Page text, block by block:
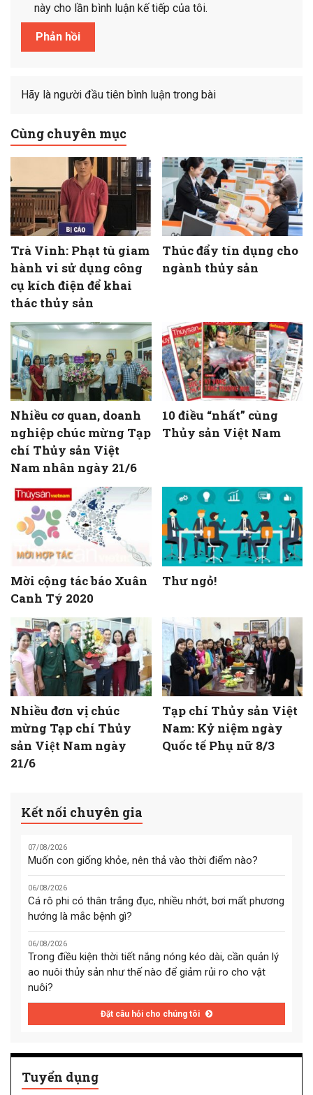
này cho lần bình luận kế tiếp của tôi.
Hãy là người đầu tiên bình luận trong bài
Cùng chuyên mục
Trà Vinh: Phạt tù giam
hành vi sử dụng công
cụ kích điện để khai
thác thủy sản
Thúc đẩy tín dụng cho
ngành thủy sản
Nhiều cơ quan, doanh
nghiệp chúc mừng Tạp
chí Thủy sản Việt
Nam nhân ngày 21/6
10 điều “nhất” cùng
Thủy sản Việt Nam
Mời cộng tác báo Xuân
Canh Tý 2020
Thư ngỏ!
Nhiều đơn vị chúc
mừng Tạp chí Thủy
sản Việt Nam ngày
21/6
Tạp chí Thủy sản Việt
Nam: Kỷ niệm ngày
Quốc tế Phụ nữ 8/3
Kết nối chuyên gia
07/08/2026
Muốn con giống khỏe, nên thả vào thời điểm nào?
06/08/2026
Cá rô phi có thân trắng đục, nhiều nhớt, bơi mất phương
hướng là mắc bệnh gì?
06/08/2026
Trong điều kiện thời tiết nắng nóng kéo dài, cần quản lý
ao nuôi thủy sản như thế nào để giảm rủi ro cho vật
nuôi?
Đặt câu hỏi cho chúng tôi
Tuyển dụng